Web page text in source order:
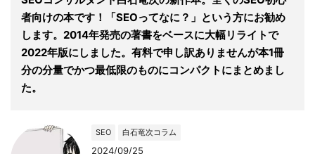
者向けの本です！「SEOってなに？」という方にお勧め
します。2014年発売の著書をベースに大幅リライトで
2022年版にしました。有料で申し訳ありませんが本1冊
分の分量でかつ最低限のものにコンパクトにまとめまし
た。
SEO 白石竜次コラム
2024/09/25